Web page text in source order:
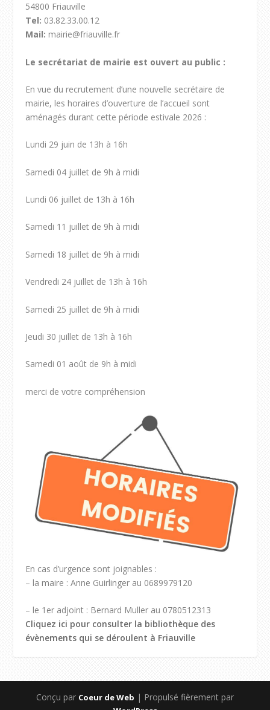
54800 Friauville
Tel: 03.82.33.00.12
Mail: mairie@friauville.fr
Le secrétariat de mairie est ouvert au public :
En vue du recrutement d’une nouvelle secrétaire de
mairie, les horaires d’ouverture de l’accueil sont
aménagés durant cette période estivale 2026 :
Lundi 29 juin de 13h à 16h
Samedi 04 juillet de 9h à midi
Lundi 06 juillet de 13h à 16h
Samedi 11 juillet de 9h à midi
Samedi 18 juillet de 9h à midi
Vendredi 24 juillet de 13h à 16h
Samedi 25 juillet de 9h à midi
Jeudi 30 juillet de 13h à 16h
Samedi 01 août de 9h à midi
merci de votre compréhension
En cas d’urgence sont joignables :
– la maire : Anne Guirlinger au 0689979120
– le 1er adjoint : Bernard Muller au 0780512313
Cliquez ici pour consulter la bibliothèque des
évènements qui se déroulent à Friauville
Conçu par Coeur de Web | Propulsé fièrement par